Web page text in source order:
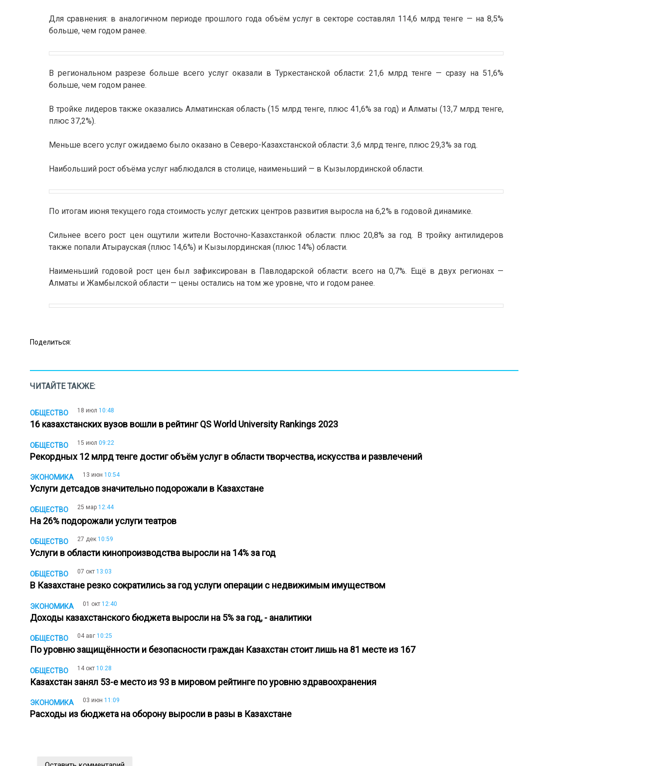
Для сравнения: в аналогичном периоде прошлого года объём услуг в секторе составлял 114,6 млрд тенге — на 8,5%
больше, чем годом ранее.
В региональном разрезе больше всего услуг оказали в Туркестанской области: 21,6 млрд тенге — сразу на 51,6%
больше, чем годом ранее.
В тройке лидеров также оказались Алматинская область (15 млрд тенге, плюс 41,6% за год) и Алматы (13,7 млрд тенге,
плюс 37,2%).
Меньше всего услуг ожидаемо было оказано в Северо-Казахстанской области: 3,6 млрд тенге, плюс 29,3% за год.
Наибольший рост объёма услуг наблюдался в столице, наименьший — в Кызылординской области.
По итогам июня текущего года стоимость услуг детских центров развития выросла на 6,2% в годовой динамике.
Сильнее всего рост цен ощутили жители Восточно-Казахстанкой области: плюс 20,8% за год. В тройку антилидеров
также попали Атырауская (плюс 14,6%) и Кызылординская (плюс 14%) области.
Наименьший годовой рост цен был зафиксирован в Павлодарской области: всего на 0,7%. Ещё в двух регионах —
Алматы и Жамбылской области — цены остались на том же уровне, что и годом ранее.
Поделиться:
ЧИТАЙТЕ ТАКЖЕ:
ОБЩЕСТВО 18 июл 10:48
16 казахстанских вузов вошли в рейтинг QS World University Rankings 2023
ОБЩЕСТВО 15 июл 09:22
Рекордных 12 млрд тенге достиг объём услуг в области творчества, искусства и развлечений
ЭКОНОМИКА 13 июн 10:54
Услуги детсадов значительно подорожали в Казахстане
ОБЩЕСТВО 25 мар 12:44
На 26% подорожали услуги театров
ОБЩЕСТВО 27 дек 10:59
Услуги в области кинопроизводства выросли на 14% за год
ОБЩЕСТВО 07 окт 13:03
В Казахстане резко сократились за год услуги операции с недвижимым имуществом
ЭКОНОМИКА 01 окт 12:40
Доходы казахстанского бюджета выросли на 5% за год, - аналитики
ОБЩЕСТВО 04 авг 10:25
По уровню защищённости и безопасности граждан Казахстан стоит лишь на 81 месте из 167
ОБЩЕСТВО 14 окт 10:28
Казахстан занял 53-е место из 93 в мировом рейтинге по уровню здравоохранения
ЭКОНОМИКА 03 июн 11:09
Расходы из бюджета на оборону выросли в разы в Казахстане